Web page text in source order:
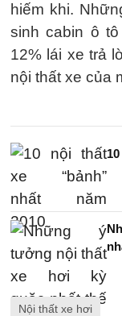
hiếm khi.
sinh cabin ô
12% lái xe trả
nội thất xe của
Nội thất xe hơi